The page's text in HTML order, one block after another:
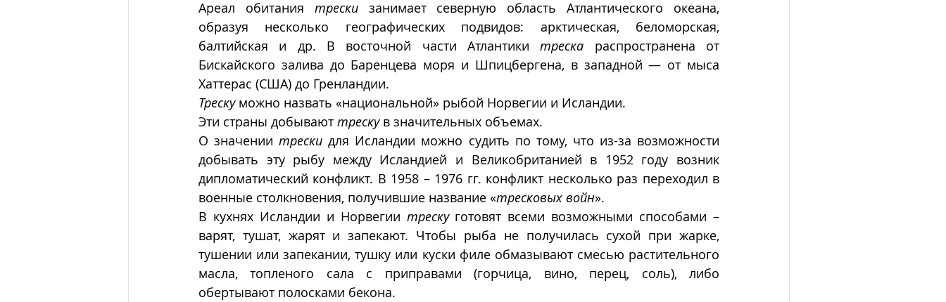
Ареал обитания трески занимает северную область Атлантического океана,
образуя несколько географических подвидов: арктическая, беломорская,
балтийская и др. В восточной части Атлантики треска распространена от
Бискайского залива до Баренцева моря и Шпицбергена, в западной — от мыса
Хаттерас (США) до Гренландии.
Треску можно назвать «национальной» рыбой Норвегии и Исландии.
Эти страны добывают треску в значительных объемах.
О значении трески для Исландии можно судить по тому, что из-за возможности
добывать эту рыбу между Исландией и Великобританией в 1952 году возник
дипломатический конфликт. В 1958 – 1976 гг. конфликт несколько раз переходил в
военные столкновения, получившие название «тресковых войн».
В кухнях Исландии и Норвегии треску готовят всеми возможными способами –
варят, тушат, жарят и запекают. Чтобы рыба не получилась сухой при жарке,
тушении или запекании, тушку или куски филе обмазывают смесью растительного
масла, топленого сала с приправами (горчица, вино, перец, соль), либо
обертывают полосками бекона.